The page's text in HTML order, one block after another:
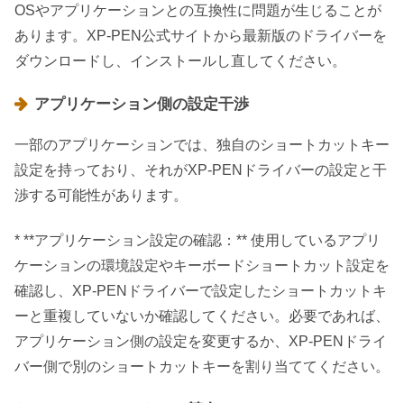
OSやアプリケーションとの互換性に問題が生じることが
あります。XP-PEN公式サイトから最新版のドライバーを
ダウンロードし、インストールし直してください。
アプリケーション側の設定干渉
一部のアプリケーションでは、独自のショートカットキー
設定を持っており、それがXP-PENドライバーの設定と干
渉する可能性があります。
* **アプリケーション設定の確認：** 使用しているアプリ
ケーションの環境設定やキーボードショートカット設定を
確認し、XP-PENドライバーで設定したショートカットキ
ーと重複していないか確認してください。必要であれば、
アプリケーション側の設定を変更するか、XP-PENドライ
バー側で別のショートカットキーを割り当ててください。